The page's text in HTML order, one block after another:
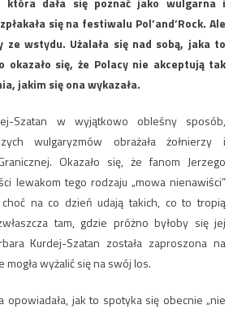
się na festiwalu Pol’and’Rock. Ale
ze wstydu. Użalała się nad sobą, jaka to
okazało się, że Polacy nie akceptują tak
jakim się ona wykazała.
Szatan w wyjątkowo obleśny sposób,
wulgaryzmów obrażała żołnierzy i
Okazało się, że fanom Jerzego
lewakom tego rodzaju „mowa nienawiści”
na co dzień udają takich, co to tropią
tam, gdzie próżno byłoby się jej
Kurdej-Szatan została zaproszona na
wyżalić się na swój los.
opowiadała, jak to spotyka się obecnie „nie